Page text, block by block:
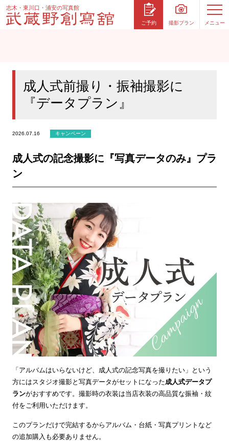
志木・東川口・浦安の写真館
ご予約 撮影プラン メニュー
成人式前撮り・振袖撮影に
『データプラン』
2026.07.16 キャンペーン
成人式の記念撮影に『写真データのみ』プラ
ン
「アルバムはいらないけど、成人式の記念写真を撮りたい」という
方にはスタジオ撮影と写真データがセットになった成人式データプ
ランがおすすめです。撮影時の衣装は当店衣装の高品質な振袖・紋
付をご利用いただけます。
このプランだけで完結するからアルバム・台紙・写真プリントなど
の追加購入も必要ありません。